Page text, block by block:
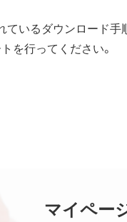
いるダウンロード手
を行ってください。
マイペー